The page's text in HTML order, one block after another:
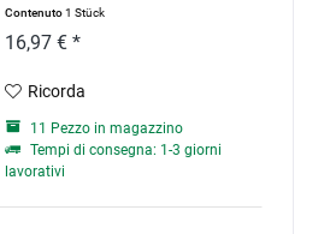
Contenuto1 Stück
16,97 € *
Ricorda
11 Pezzo in magazzino
Tempi di consegna: 1-3 giorni
lavorativi